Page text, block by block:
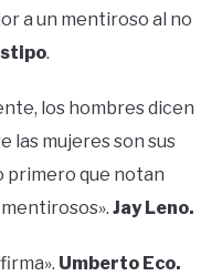
a un mentiroso al no
.
los hombres dicen
las mujeres son sus
primero que notan
Jay Leno.
Umberto Eco.